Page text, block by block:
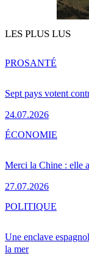
LES PLUS LUS
Sept pays votent
24.07.2026
PROSANTÉ
Merci la Chine : elle
27.07.2026
ÉCONOMIE
Une enclave
la mer
POLITIQUE